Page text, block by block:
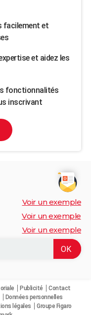
facilement et
et aidez les
fonctionnalités
inscrivant
Voir un exemple
Voir un exemple
Voir un exemple
Publicité
Contact
Données personnelles
légales
Groupe Figaro